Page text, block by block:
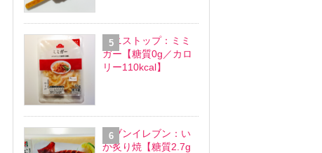
ミニストップ：ミミ
ガー【糖質0g／カロ
リー110kcal】
セブンイレブン：い
か炙り焼【糖質2.7g